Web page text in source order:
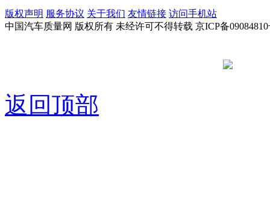
版权声明 服务协议 关于我们 友情链接 访问手机站
中国汽车质量网 版权所有 未经许可不得转载 京ICP备09084810
返回顶部